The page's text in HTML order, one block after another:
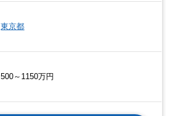
東京都
500～1150万円